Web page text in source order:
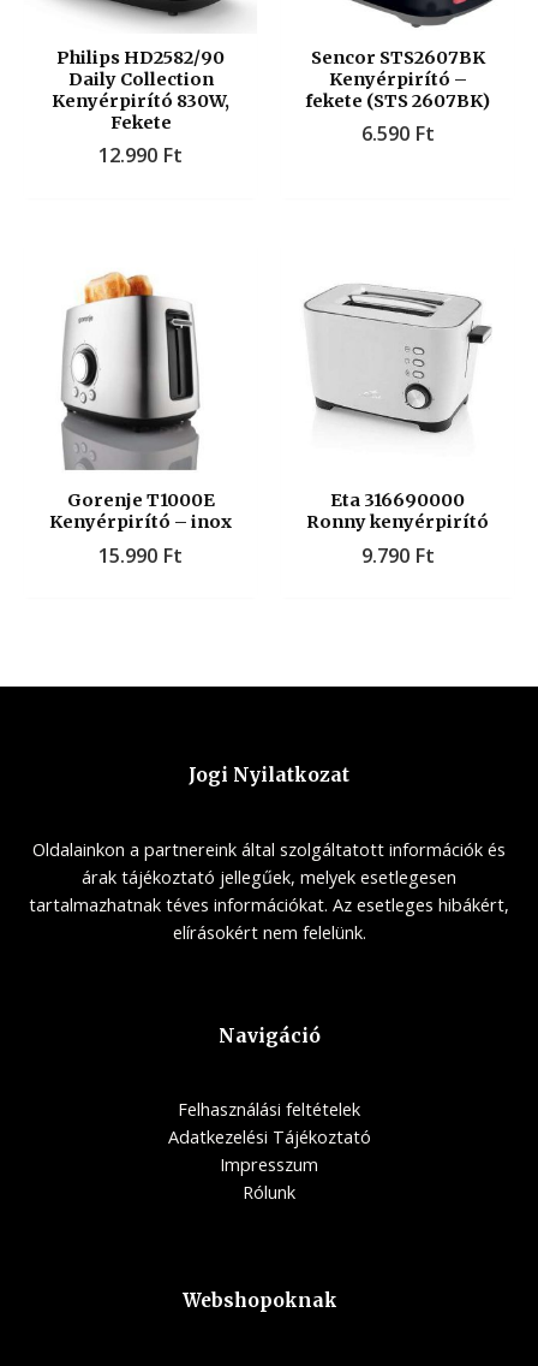
Philips HD2582/90
Daily Collection
Kenyérpirító 830W,
Fekete
12.990 Ft
Sencor STS2607BK
Kenyérpirító –
fekete (STS 2607BK)
6.590 Ft
Gorenje T1000E
Kenyérpirító – inox
15.990 Ft
Eta 316690000
Ronny kenyérpirító
9.790 Ft
Jogi Nyilatkozat
Oldalainkon a partnereink által szolgáltatott információk és
árak tájékoztató jellegűek, melyek esetlegesen
tartalmazhatnak téves információkat. Az esetleges hibákért,
elírásokért nem felelünk.
Navigáció
Felhasználási feltételek
Adatkezelési Tájékoztató
Impresszum
Rólunk
Webshopoknak